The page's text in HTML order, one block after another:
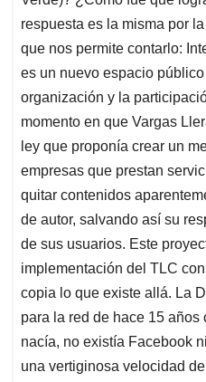
respuesta es la misma por
que nos permite contarlo:
es un nuevo espacio
organización y la
momento en que Vargas
ley que proponía crear un
empresas que prestan
quitar contenidos
de autor, salvando así su
de sus usuarios. Este
implementación del TLC
copia lo que existe allá. La
para la red de hace 15 años
nacía, no existía Facebook
una vertiginosa velocidad